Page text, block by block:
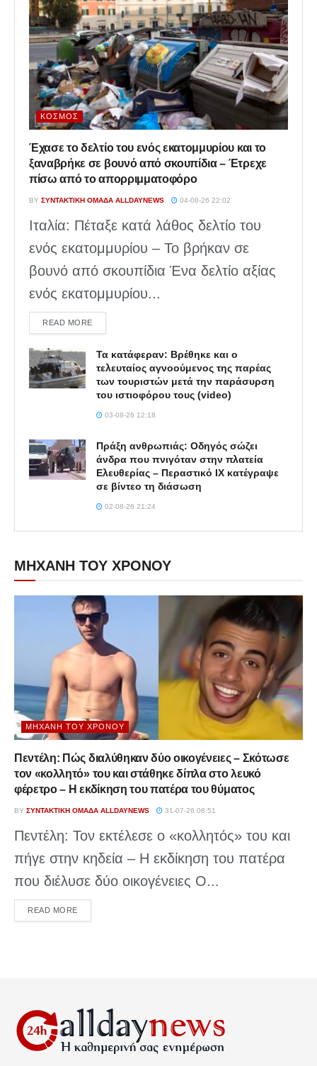
ΚΌΣΜΟΣ
Έχασε το δελτίο του ενός εκατομμυρίου και το
ξαναβρήκε σε βουνό από σκουπίδια – Έτρεχε
πίσω από το απορριμματοφόρο
BY ΣΥΝΤΑΚΤΙΚΉ ΟΜΆΔΑ ALLDAYNEWS 04-08-26 22:02
Ιταλία: Πέταξε κατά λάθος δελτίο του
ενός εκατομμυρίου – Το βρήκαν σε
βουνό από σκουπίδια Ένα δελτίο αξίας
ενός εκατομμυρίου...
READ MOREDETAILS
Τα κατάφεραν: Βρέθηκε και ο
τελευταίος αγνοούμενος της παρέας
των τουριστών μετά την παράσυρση
του ιστιοφόρου τους (video)
03-08-26 12:18
Πράξη ανθρωπιάς: Οδηγός σώζει
άνδρα που πνιγόταν στην πλατεία
Ελευθερίας – Περαστικό ΙΧ κατέγραψε
σε βίντεο τη διάσωση
02-08-26 21:24
ΜΗΧΑΝΗ ΤΟΥ ΧΡΟΝΟΥ
ΜΗΧΑΝΉ ΤΟΥ ΧΡΌΝΟΥ
Πεντέλη: Πώς διαλύθηκαν δύο οικογένειες – Σκότωσε
τον «κολλητό» του και στάθηκε δίπλα στο λευκό
φέρετρο – Η εκδίκηση του πατέρα του θύματος
BY ΣΥΝΤΑΚΤΙΚΉ ΟΜΆΔΑ ALLDAYNEWS 31-07-26 08:51
Πεντέλη: Τον εκτέλεσε ο «κολλητός» του και
πήγε στην κηδεία – Η εκδίκηση του πατέρα
που διέλυσε δύο οικογένειες Ο...
READ MOREDETAILS